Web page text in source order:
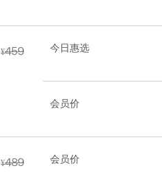
¥ 今日惠选
会员价
¥ 会员价